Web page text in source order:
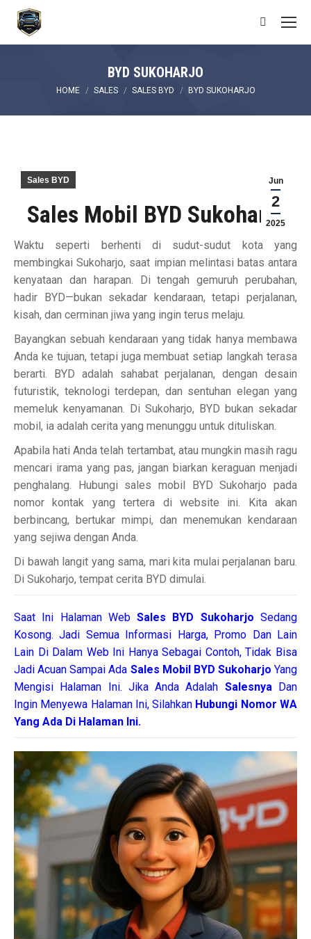
Search:
BYD SUKOHARJO
You are here:
HOME SALES SALES BYD BYD SUKOHARJO
Jun
2
2025
Sales BYD
Sales Mobil BYD Sukoharjo
Waktu seperti berhenti di sudut-sudut kota yang
membingkai Sukoharjo, saat impian melintasi batas antara
kenyataan dan harapan. Di tengah gemuruh perubahan,
hadir BYD—bukan sekadar kendaraan, tetapi perjalanan,
kisah, dan cerminan jiwa yang ingin terus melaju.
Bayangkan sebuah kendaraan yang tidak hanya membawa
Anda ke tujuan, tetapi juga membuat setiap langkah terasa
berarti. BYD adalah sahabat perjalanan, dengan desain
futuristik, teknologi terdepan, dan sentuhan elegan yang
memeluk kenyamanan. Di Sukoharjo, BYD bukan sekadar
mobil, ia adalah cerita yang menunggu untuk dituliskan.
Apabila hati Anda telah tertambat, atau mungkin masih ragu
mencari irama yang pas, jangan biarkan keraguan menjadi
penghalang. Hubungi sales mobil BYD Sukoharjo pada
nomor kontak yang tertera di website ini. Kita akan
berbincang, bertukar mimpi, dan menemukan kendaraan
yang sejiwa dengan Anda.
Di bawah langit yang sama, mari kita mulai perjalanan baru.
Di Sukoharjo, tempat cerita BYD dimulai.
Saat Ini Halaman WebSales BYD SukoharjoSedang
Kosong. Jadi Semua Informasi Harga, Promo Dan Lain
Lain Di Dalam Web Ini Hanya Sebagai Contoh, Tidak Bisa
Jadi Acuan Sampai Ada Sales Mobil BYD Sukoharjo Yang
Mengisi Halaman Ini. Jika Anda Adalah SalesnyaDan
Ingin Menyewa Halaman Ini, Silahkan Hubungi Nomor WA
Yang Ada Di Halaman Ini.